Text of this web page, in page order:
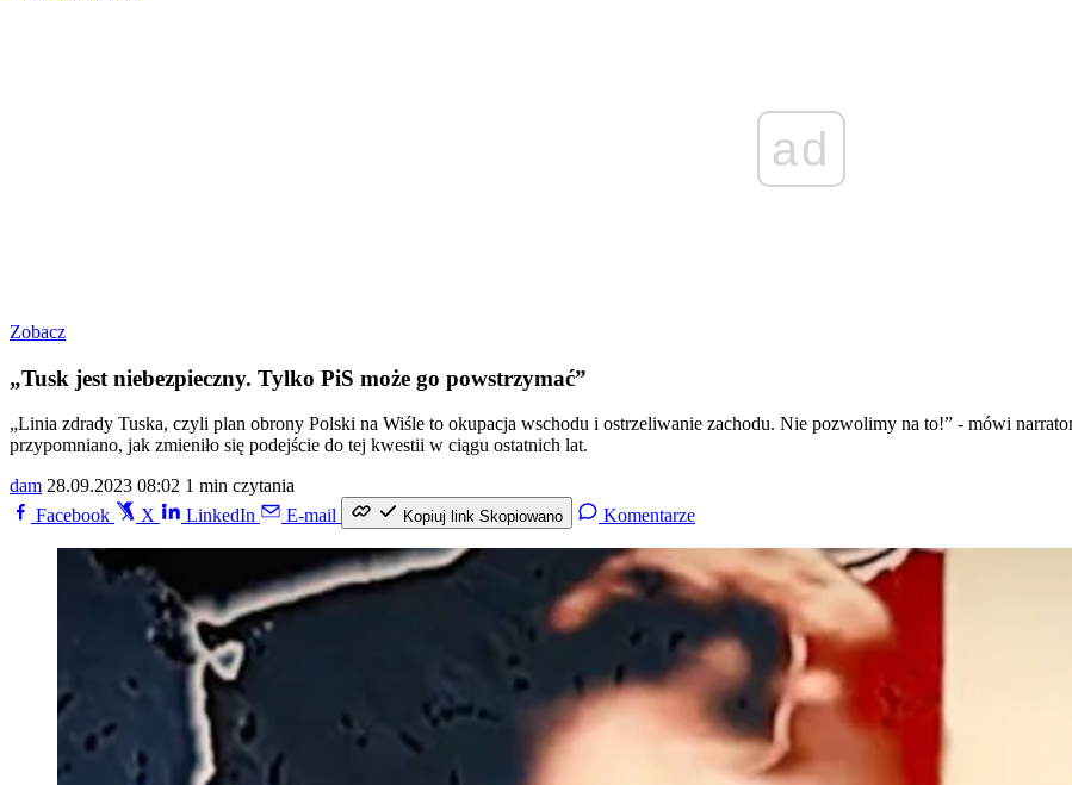
ad
Zobacz
„Tusk jest niebezpieczny. Tylko PiS może go powstrzymać”
„Linia zdrady Tuska, czyli plan obrony Polski na Wiśle to okupacja wschodu i ostrzeliwanie zachodu. Nie pozwolimy na to!” - mówi
przypomniano, jak zmieniło się podejście do tej kwestii w ciągu ostatnich lat.
dam 28.09.2023 08:02 1 min czytania
Facebook
X LinkedIn E-mail Kopiuj link Skopiowano Komentarze